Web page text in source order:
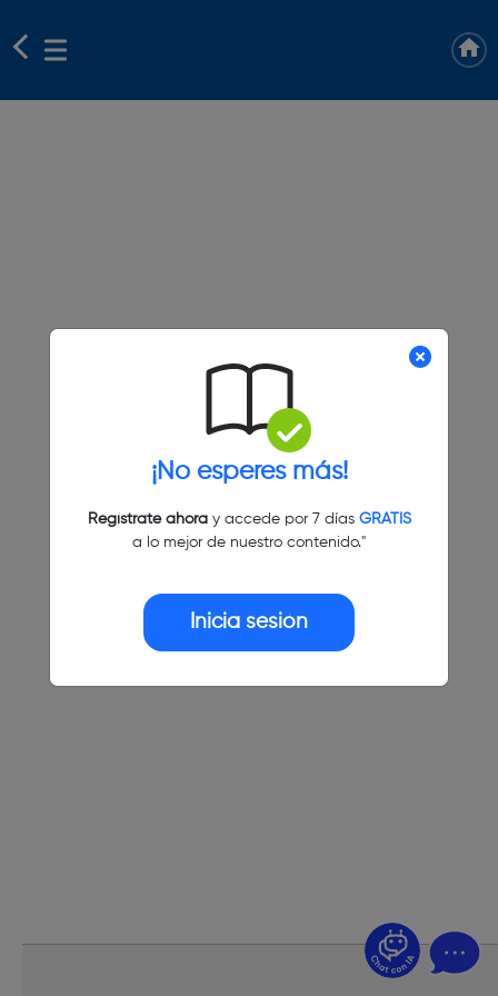
¡No esperes más!
Regístrate ahoray accede por 7 días GRATIS
a lo mejor de nuestro contenido."
Inicia sesión